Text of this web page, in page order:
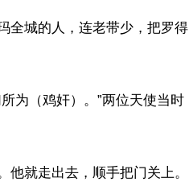
全城的人，连老带少，把罗得
为（鸡奸）。”两位天使当时
就走出去，顺手把门关上。